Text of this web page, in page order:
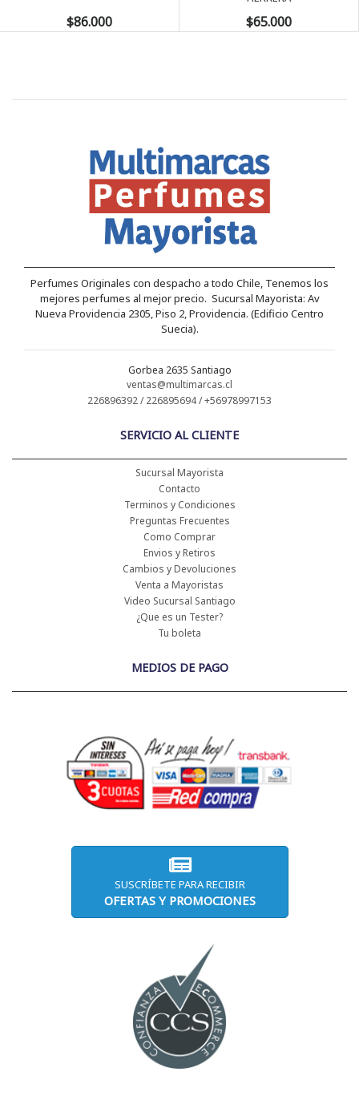
$86.000 $65.000
Perfumes Originales con despacho a todo Chile, Tenemos los
mejores perfumes al mejor precio. Sucursal Mayorista: Av
Nueva Providencia 2305, Piso 2, Providencia. (Edificio Centro
Suecia).
Gorbea 2635 Santiago
ventas@multimarcas.cl
226896392 / 226895694 / +56978997153
SERVICIO AL CLIENTE
Sucursal Mayorista
Contacto
Terminos y Condiciones
Preguntas Frecuentes
Como Comprar
Envios y Retiros
Cambios y Devoluciones
Venta a Mayoristas
Video Sucursal Santiago
¿Que es un Tester?
Tu boleta
MEDIOS DE PAGO
SUSCRÍBETE PARA RECIBIR
OFERTAS Y PROMOCIONES